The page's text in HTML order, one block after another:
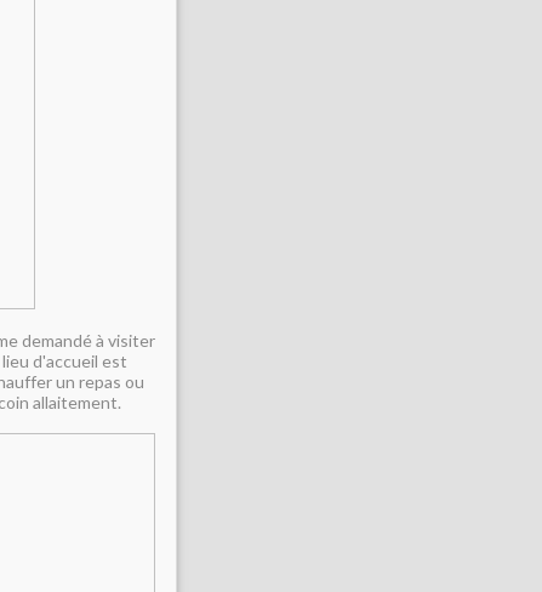
demandé à visiter
d'accueil est
un repas ou
allaitement.